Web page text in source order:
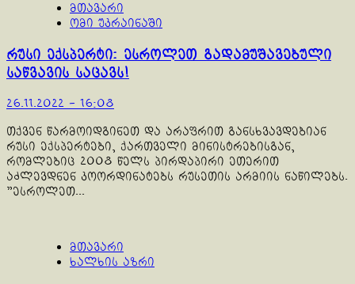
მთავარი
ომი უკრაინაში
რუსი ექსპერტი: ესროლეთ გადამუშავებული
საწვავის საცავს!
26.11.2022 - 16:08
თქვენ წარმოიდგინეთ და არაფრით განსხვავდებიან
რუსი ექსპერტები, ქართველი მინისტრებისგან,
რომლებიც 2008 წელს პირდაპირი ეთერით
აძლევდნენ კოორდინატებს რუსეთის არმიის ნაწილებს.
"ესროლეთ...
მთავარი
ხალხის აზრი